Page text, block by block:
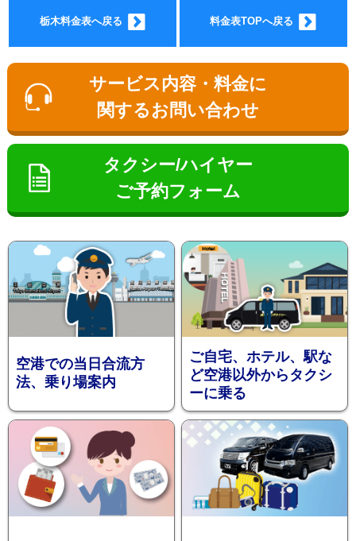
金
インフ
ォメー
栃木料金表へ戻る 料金表TOPへ戻る
サービス内容・料金に
関するお問い合わせ
タクシー/ハイヤー
ご予約フォーム
空港での当日合流方
法、乗り場案内
ご自宅、ホテル、駅な
ど空港以外からタクシ
ーに乗る